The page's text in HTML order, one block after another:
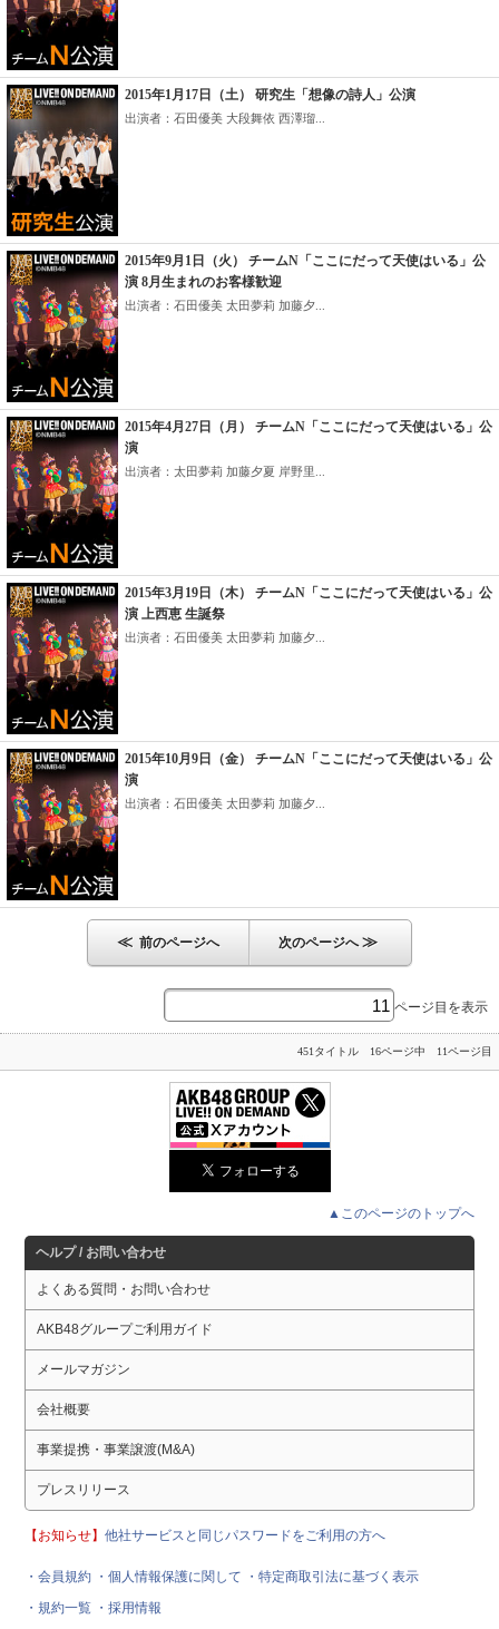
2015年1月17日（土） 研究生「想像の詩人」公演
出演者：石田優美 大段舞依 西澤瑠...
2015年9月1日（火） チームN「ここにだって天使はいる」公
演 8月生まれのお客様歓迎
出演者：石田優美 太田夢莉 加藤夕...
2015年4月27日（月） チームN「ここにだって天使はいる」公
演
出演者：太田夢莉 加藤夕夏 岸野里...
2015年3月19日（木） チームN「ここにだって天使はいる」公
演 上西恵 生誕祭
出演者：石田優美 太田夢莉 加藤夕...
2015年10月9日（金） チームN「ここにだって天使はいる」公
演
出演者：石田優美 太田夢莉 加藤夕...
≪ 前のページへ 次のページへ≫
ページ目を表示
451タイトル 16ページ中 11ページ目
▲このページのトップへ
ヘルプ / お問い合わせ
よくある質問・お問い合わせ
AKB48グループご利用ガイド
メールマガジン
会社概要
事業提携・事業譲渡(M&A)
プレスリリース
【お知らせ】他社サービスと同じパスワードをご利用の方へ
・会員規約 ・個人情報保護に関して
・特定商取引法に基づく表示
・規約一覧 ・採用情報